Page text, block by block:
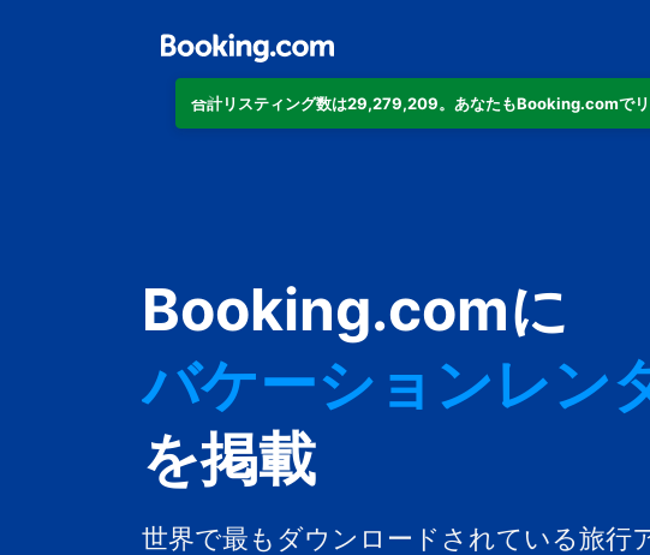
合計リスティング数は29,279,209。あなたもBooking.comでリ
Booking.comに
ホテル
バケーションレン
ゲストハウス
旅館
を掲載
世界で最もダウンロードされている旅行